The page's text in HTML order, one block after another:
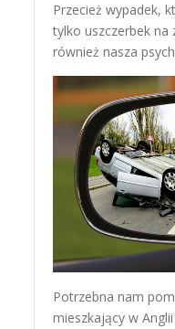
Przecież wypadek,
tylko uszczerbek na
również nasza
Potrzebna nam
mieszkający w